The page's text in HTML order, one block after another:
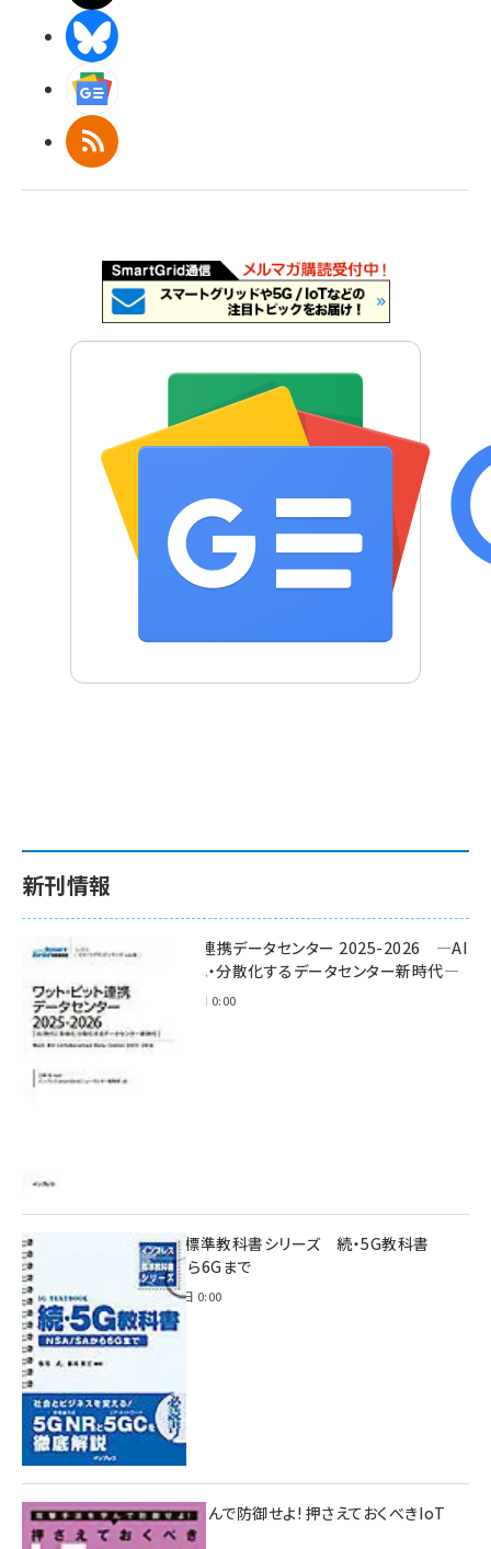
RSS
新刊情報
ワット・ビット連携データセンター 2025-2026 ―AI
時代に多様化・分散化するデータセンター新時代―
2025年11月28日 0:00
インプレス標準教科書シリーズ 続・5G教科書
NSA/SAから6Gまで
2023年4月3日 0:00
攻撃手法を学んで防御せよ! 押さえておくべきIoT
ハッキング